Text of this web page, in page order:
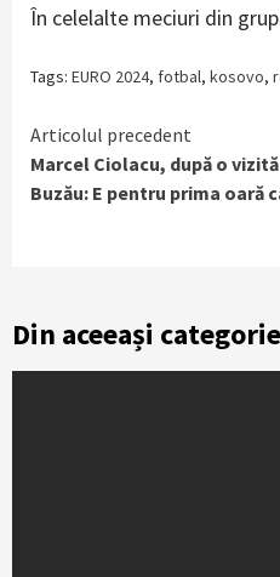
În celelalte meciuri din
Tags: EURO 2024, fotbal, kosovo,
Continue
Reading
Articolul precedent
Marcel Ciolacu, după o
Buzău: E pentru prima oară
Din aceeași categorie